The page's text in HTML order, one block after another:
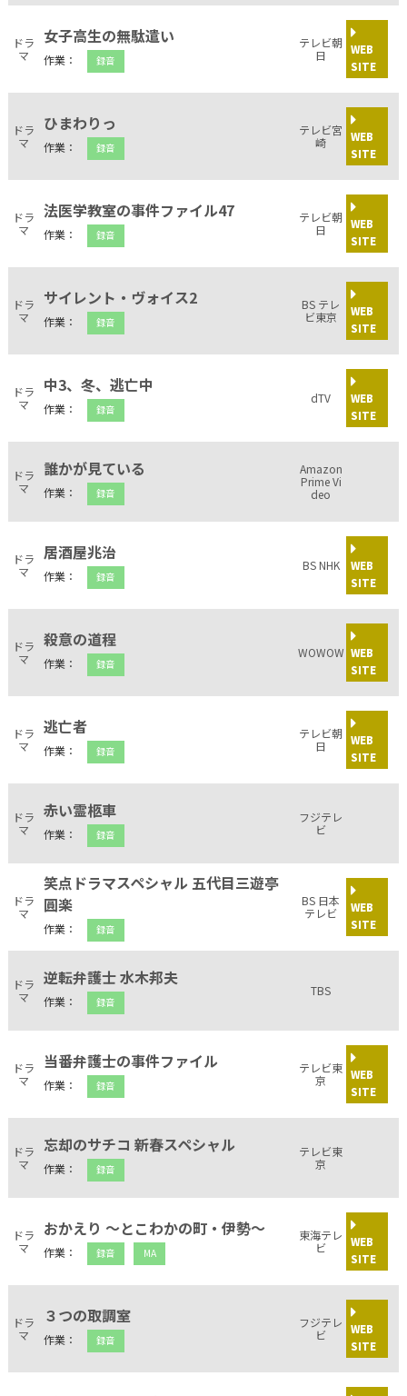
ドラ
マ
女子高生の無駄遣い
作業： 録音
テレビ朝
日
WEB
SITE
ドラ
マ
ひまわりっ
作業： 録音
テレビ宮
崎
WEB
SITE
ドラ
マ
法医学教室の事件ファイル47
作業： 録音
テレビ朝
日
WEB
SITE
ドラ
マ
サイレント・ヴォイス2
作業： 録音
BS テレ
ビ東京
WEB
SITE
ドラ
マ
中3、冬、逃亡中
作業： 録音
dTV
WEB
SITE
ドラ
マ
誰かが見ている
作業： 録音
Amazon
Prime Vi
deo
ドラ
マ
居酒屋兆治
作業： 録音
BS NHK
WEB
SITE
ドラ
マ
殺意の道程
作業： 録音
WOWOW WEB
SITE
ドラ
マ
逃亡者
作業： 録音
テレビ朝
日
WEB
SITE
ドラ
マ
赤い霊柩車
作業： 録音
フジテレ
ビ
ドラ
マ
笑点ドラマスペシャル 五代目三遊亭
圓楽
作業： 録音
BS 日本
テレビ
WEB
SITE
ドラ
マ
逆転弁護士 水木邦夫
作業： 録音
TBS
ドラ
マ
当番弁護士の事件ファイル
作業： 録音
テレビ東
京
WEB
SITE
ドラ
マ
忘却のサチコ 新春スペシャル
作業： 録音
テレビ東
京
ドラ
マ
おかえり ～とこわかの町・伊勢～
作業： 録音 MA
東海テレ
ビ
WEB
SITE
ドラ
マ
３つの取調室
作業： 録音
フジテレ
ビ
WEB
SITE